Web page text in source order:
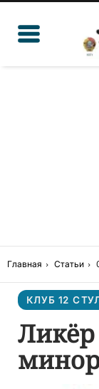
Главная Статьи
КЛУБ 12
Ликёр